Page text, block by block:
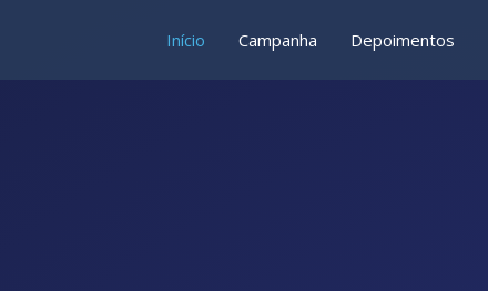
Início Campanha Depoimentos